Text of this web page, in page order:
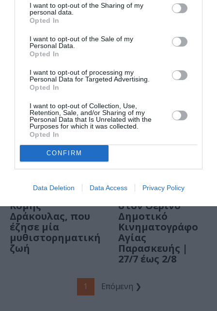
I want to opt-out of the Sharing of my
personal data.
Opted In
I want to opt-out of the Sale of my
Personal Data.
Opted In
I want to opt-out of processing my
Personal Data for Targeted Advertising.
Opted In
I want to opt-out of Collection, Use,
Retention, Sale, and/or Sharing of my
Personal Data that Is Unrelated with the
Purposes for which it was collected.
Opted In
CONFIRM
Data Deletion Data Access Privacy Policy
εκδηλώσεις στην
Αθήνα την
εβδομάδα 27
Ιουλίου – 02
Αυγούστου
ΣΙΝΕΜΑ / ΑΡΘΡΑ
Κρίστοφερ Λι: Ο
Κόμης
Δράκουλας, που
έζησε μία
μυθιστορηματική
ζωή
ΣΙΝΕΜΑ / ΝΕΑ
Προβολές με
ελεύθερη είσοδο
στον Θερινό
Δημοτικό
Κινηματογράφο
Αγίας
Παρασκευής |
27/7 έως 2/8
1 Επόμενη ❯